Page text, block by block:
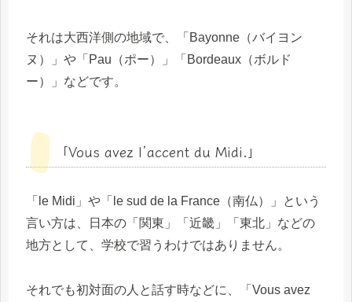
それは大西洋側の地域で、「Bayonne（バイヨン
ヌ）」や「Pau（ポー）」「Bordeaux（ボルド
ー）」などです。
「Vous avez l’accent du Midi.」
「le Midi」や「le sud de la France（南仏）」という
言い方は、日本の「関東」「近畿」「東北」などの
地方として、学校で習うわけではありません。
それでも初対面の人と話す時などに、「Vous avez